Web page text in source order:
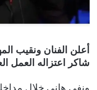
أعلن الفنان ونقيب
شاكر اعتزاله العمل